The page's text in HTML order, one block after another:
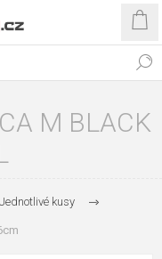
M BLACK
Jednotlivé kusy